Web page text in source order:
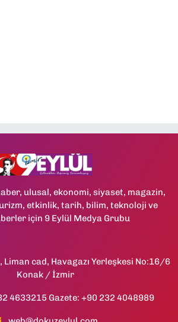
ulusal, ekonomi, siyaset, magazin,
etkinlik, tarih, bilim, teknoloji ve
için 9 Eylül Medya Grubu
Liman cad, Havagazı Yerleşkesi No:16/6
Konak / İzmir
4633215 Gazete: +90 232 4048989